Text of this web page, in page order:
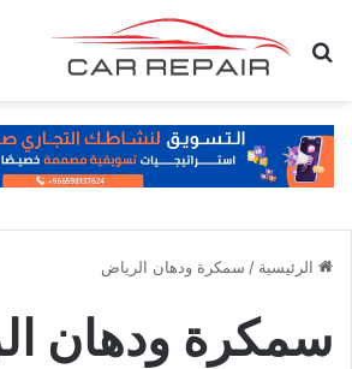
بحث عن
الرئيسية / سمكرة ودهان الرياض
سمكرة ودهان